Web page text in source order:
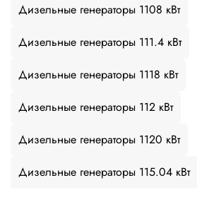
Дизельные генераторы 1108 кВт
Дизельные генераторы 111.4 кВт
Дизельные генераторы 1118 кВт
Дизельные генераторы 112 кВт
Дизельные генераторы 1120 кВт
Дизельные генераторы 115.04 кВт